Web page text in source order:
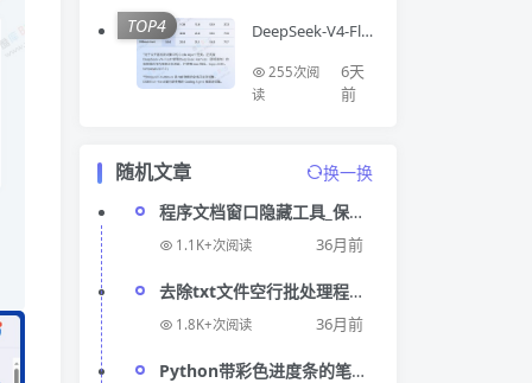
TOP4
DeepSeek-V4-Fla
线公测
255次阅
读
6天
前
随机文章
换一换
程序文档窗口隐藏工具_保护
您的隐私和录屏内容
1.1K+次阅读 36月前
去除txt文件空行批处理程序_
轻松去除txt文件中的空行
1.8K+次阅读 36月前
Python带彩色进度条的笔趣